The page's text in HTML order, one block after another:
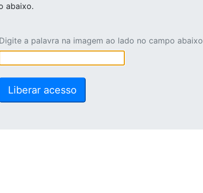
abaixo.
Digite a palavra na imagem ao lado no campo abaixo